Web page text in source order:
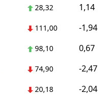
28,32 1,14
111,00 -1,94
98,10 0,67
74,90 -2,47
20,18 -2,04